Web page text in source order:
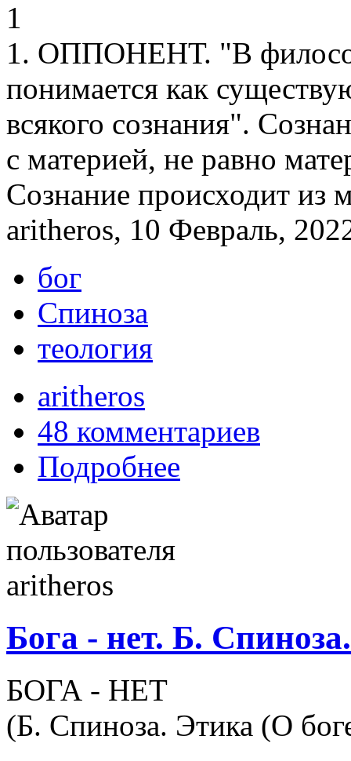
1
1. ОППОНЕНТ. "В
понимается как
всякого сознания".
с материей, не равно
Сознание происходит из
aritheros, 10 Февраль,
бог
Спиноза
теология
aritheros
48 комментариев
Подробнее
Бога - нет. Б.
БОГА - НЕТ
(Б. Спиноза. Этика (О